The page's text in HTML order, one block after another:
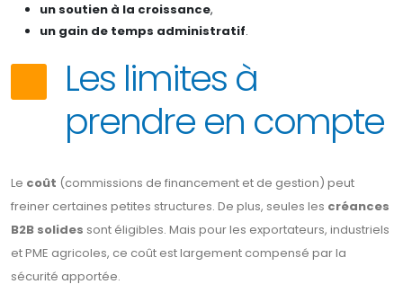
un soutien à la croissance,
un gain de temps administratif.
Les limites à
prendre en compte
Le coût (commissions de financement et de gestion) peut
freiner certaines petites structures. De plus, seules les créances
B2B solides sont éligibles. Mais pour les exportateurs, industriels
et PME agricoles, ce coût est largement compensé par la
sécurité apportée.